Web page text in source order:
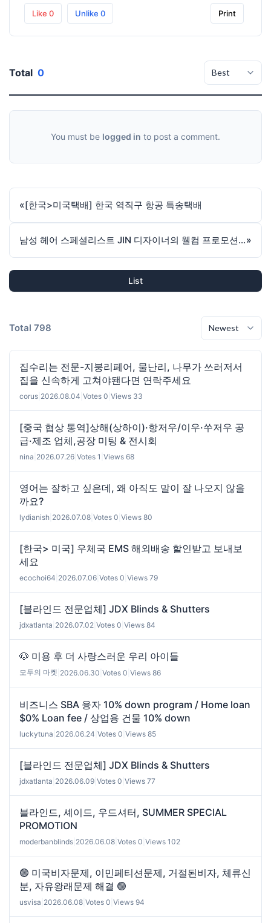
Like 0 Unlike 0 Print
Total 0
You must be logged in to post a comment.
«[한국>미국택배] 한국 역직구 항공 특송택배
남성 헤어 스페셜리스트 JIN 디자이너의 웰컴 프로모션! 💈»
List
Total 798
집수리는 전문-지붕리페어, 물난리, 나무가 쓰러저서
집을 신속하게 고쳐야됀다면 연락주세요
corus 2026.08.04 Votes 0 Views 33
[중국 협상 통역]상해(상하이)·항저우/이우·쑤저우 공
급·제조 업체,공장 미팅 & 전시회
nina 2026.07.26 Votes 1 Views 68
영어는 잘하고 싶은데, 왜 아직도 말이 잘 나오지 않을
까요?
lydianish 2026.07.08 Votes 0 Views 80
[한국> 미국] 우체국 EMS 해외배송 할인받고 보내보
세요
ecochoi64 2026.07.06 Votes 0 Views 79
[블라인드 전문업체] JDX Blinds & Shutters
jdxatlanta 2026.07.02 Votes 0 Views 84
🐶 미용 후 더 사랑스러운 우리 아이들
모두의 마켓 2026.06.30 Votes 0 Views 86
비즈니스 SBA 융자 10% down program / Home loan
$0% Loan fee / 상업용 건물 10% down
luckytuna 2026.06.24 Votes 0 Views 85
[블라인드 전문업체] JDX Blinds & Shutters
jdxatlanta 2026.06.09 Votes 0 Views 77
블라인드, 셰이드, 우드셔터, SUMMER SPECIAL
PROMOTION
moderbanblinds 2026.06.08 Votes 0 Views 102
🟢 미국비자문제, 이민페티션문제, 거절된비자, 체류신
분, 자유왕래문제 해결 🟢
usvisa 2026.06.08 Votes 0 Views 94